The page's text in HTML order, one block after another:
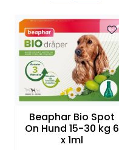
Beaphar Bio Spot
On Hund 15-30 kg 6
x 1ml